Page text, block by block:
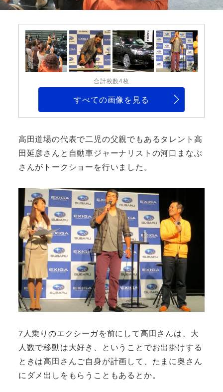
合計枚数4枚
すべての画像を見る
高田道場の代表で二児の父親でもあるタレント高
田延彦さんと自動車ジャーナリストの河口まなぶ
さんがトークショーを行いました。
7人乗りのエクシーガを前にして高田さんは、大
人数で移動は大好き、ということでお出掛けする
ときは高田さんご自身が計画して、たまに奥さん
にダメ出しをもらうこともあるとか。